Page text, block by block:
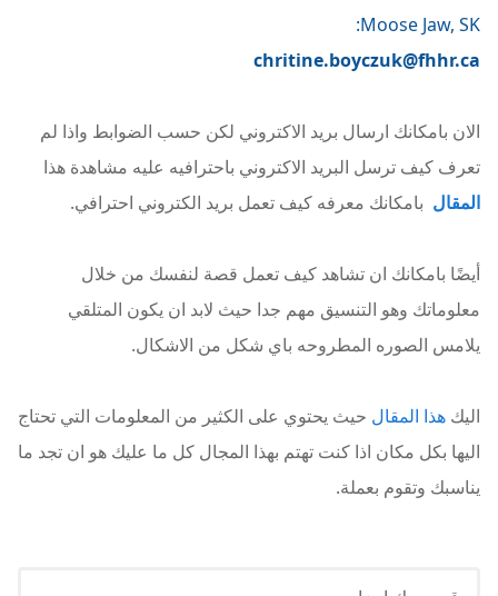
Moose Jaw, SK:
chritine.boyczuk@fhhr.ca
الان بامكانك ارسال بريد الاكتروني لكن حسب الضوابط واذا لم
تعرف كيف ترسل البريد الاكتروني باحترافيه عليه مشاهدة هذا
المقال بامكانك معرفه كيف تعمل بريد الكتروني احترافي.
أيضًا بامكانك ان تشاهد كيف تعمل قصة لنفسك من خلال
معلوماتك وهو التنسيق مهم جدا حيث لابد ان يكون المتلقي
يلامس الصوره المطروحه باي شكل من الاشكال.
اليك هذا المقال حيث يحتوي على الكثير من المعلومات التي تحتاج
اليها بكل مكان اذا كنت تهتم بهذا المجال كل ما عليك هو ان تجد ما
يناسبك وتقوم بعملة.